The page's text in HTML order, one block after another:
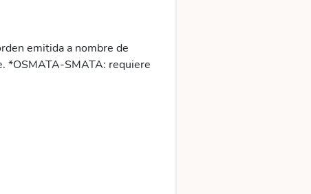
emitida a nombre de
*OSMATA-SMATA: requiere